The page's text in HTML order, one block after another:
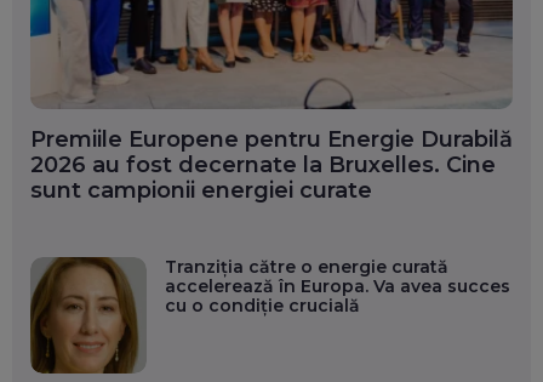
Premiile Europene pentru Energie Durabilă
2026 au fost decernate la Bruxelles. Cine
sunt campionii energiei curate
Tranziția către o energie curată
accelerează în Europa. Va avea succes
cu o condiție crucială